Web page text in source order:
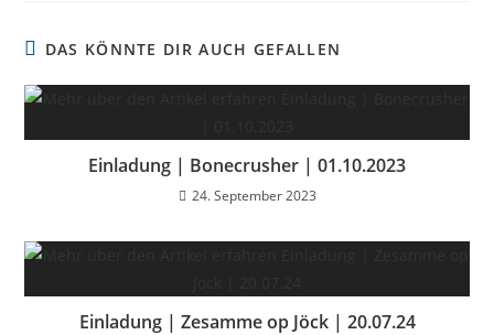
DAS KÖNNTE DIR AUCH GEFALLEN
Einladung | Bonecrusher | 01.10.2023
24. September 2023
Einladung | Zesamme op Jöck | 20.07.24